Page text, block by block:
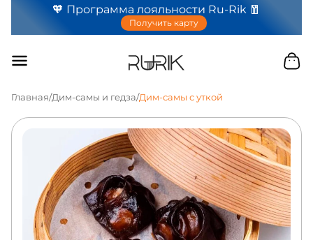
🧡 Программа лояльности Ru-Rik 🧧
Получить карту
Главная/Дим-самы и гедза/Дим-самы с уткой